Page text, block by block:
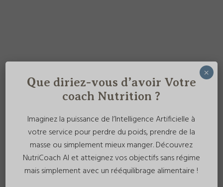
Que diriez-vous d’avoir Votre
coach Nutrition ?
Imaginez la puissance de l’Intelligence Artificielle à
votre service pour perdre du poids, prendre de la
masse ou simplement mieux manger. Découvrez
NutriCoach AI et atteignez vos objectifs sans régime
mais simplement avec un rééquilibrage alimentaire !
×